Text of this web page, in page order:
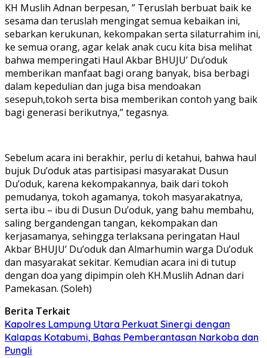
KH Muslih Adnan berpesan, ” Teruslah berbuat baik ke
sesama dan teruslah mengingat semua kebaikan ini,
sebarkan kerukunan, kekompakan serta silaturrahim ini,
ke semua orang, agar kelak anak cucu kita bisa melihat
bahwa memperingati Haul Akbar BHUJU’ Du’oduk
memberikan manfaat bagi orang banyak, bisa berbagi
dalam kepedulian dan juga bisa mendoakan
sesepuh,tokoh serta bisa memberikan contoh yang baik
bagi generasi berikutnya,” tegasnya.
Sebelum acara ini berakhir, perlu di ketahui, bahwa haul
bujuk Du’oduk atas partisipasi masyarakat Dusun
Du’oduk, karena kekompakannya, baik dari tokoh
pemudanya, tokoh agamanya, tokoh masyarakatnya,
serta ibu – ibu di Dusun Du’oduk, yang bahu membahu,
saling bergandengan tangan, kekompakan dan
kerjasamanya, sehingga terlaksana peringatan Haul
Akbar BHUJU’ Du’oduk dan Almarhumin warga Du’oduk
dan masyarakat sekitar. Kemudian acara ini di tutup
dengan doa yang dipimpin oleh KH.Muslih Adnan dari
Pamekasan. (Soleh)
Berita Terkait
Kapolres Lampung Utara Perkuat Sinergi dengan
Kalapas Kotabumi, Bahas Pemberantasan Narkoba dan
Pungli